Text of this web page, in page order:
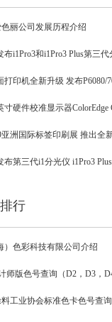
丽公司发展历程介绍
）色彩科技有限公司介绍
工业协会标准色卡色号查询
行